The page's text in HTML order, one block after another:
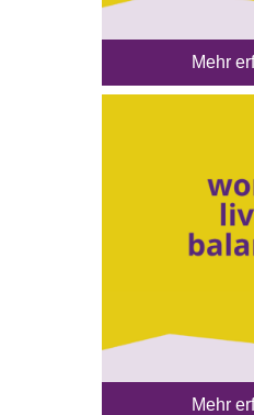
Mehr
Mehr